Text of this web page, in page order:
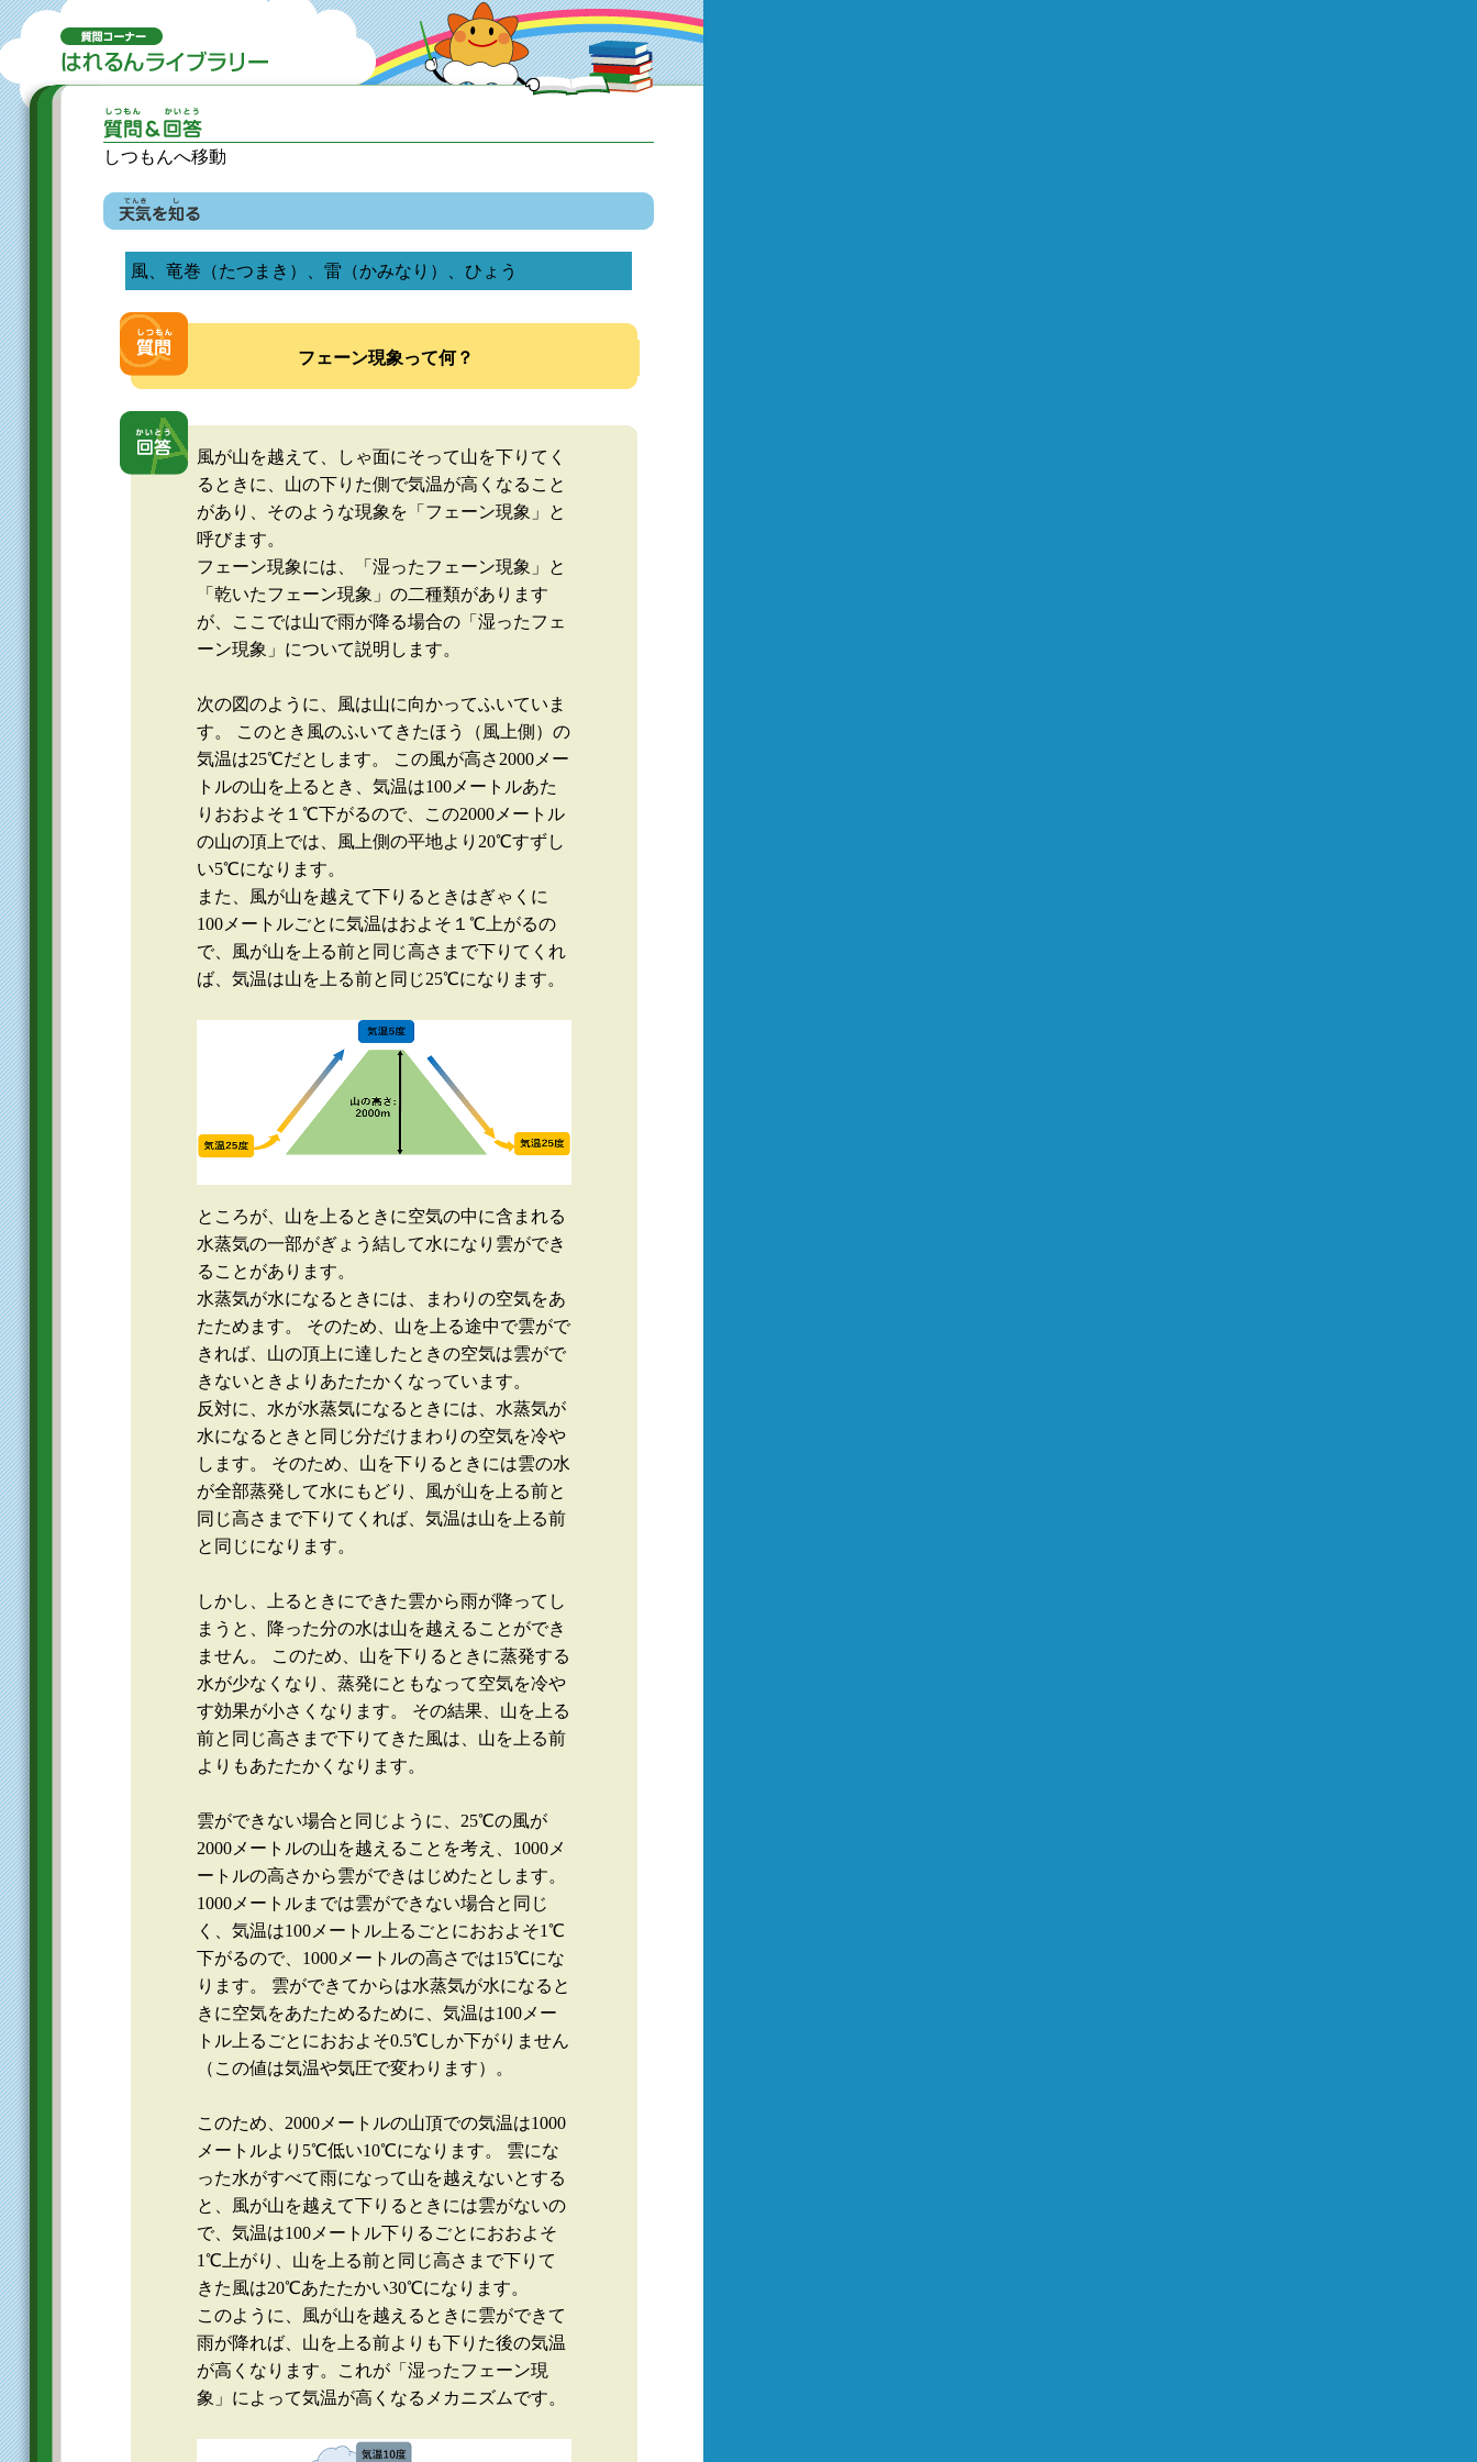
しつもんへ移動
風、竜巻（たつまき）、雷（かみなり）、ひょう
フェーン現象って何？
風が山を越えて、しゃ面にそって山を下りてく
るときに、山の下りた側で気温が高くなること
があり、そのような現象を「フェーン現象」と
呼びます。
フェーン現象には、「湿ったフェーン現象」と
「乾いたフェーン現象」の二種類があります
が、ここでは山で雨が降る場合の「湿ったフェ
ーン現象」について説明します。
次の図のように、風は山に向かってふいていま
す。 このとき風のふいてきたほう（風上側）の
気温は25℃だとします。 この風が高さ2000メー
トルの山を上るとき、気温は100メートルあた
りおおよそ１℃下がるので、この2000メートル
の山の頂上では、風上側の平地より20℃すずし
い5℃になります。
また、風が山を越えて下りるときはぎゃくに
100メートルごとに気温はおよそ１℃上がるの
で、風が山を上る前と同じ高さまで下りてくれ
ば、気温は山を上る前と同じ25℃になります。
ところが、山を上るときに空気の中に含まれる
水蒸気の一部がぎょう結して水になり雲ができ
ることがあります。
水蒸気が水になるときには、まわりの空気をあ
たためます。 そのため、山を上る途中で雲がで
きれば、山の頂上に達したときの空気は雲がで
きないときよりあたたかくなっています。
反対に、水が水蒸気になるときには、水蒸気が
水になるときと同じ分だけまわりの空気を冷や
します。 そのため、山を下りるときには雲の水
が全部蒸発して水にもどり、風が山を上る前と
同じ高さまで下りてくれば、気温は山を上る前
と同じになります。
しかし、上るときにできた雲から雨が降ってし
まうと、降った分の水は山を越えることができ
ません。 このため、山を下りるときに蒸発する
水が少なくなり、蒸発にともなって空気を冷や
す効果が小さくなります。 その結果、山を上る
前と同じ高さまで下りてきた風は、山を上る前
よりもあたたかくなります。
雲ができない場合と同じように、25℃の風が
2000メートルの山を越えることを考え、1000メ
ートルの高さから雲ができはじめたとします。
1000メートルまでは雲ができない場合と同じ
く、気温は100メートル上るごとにおおよそ1℃
下がるので、1000メートルの高さでは15℃にな
ります。 雲ができてからは水蒸気が水になると
きに空気をあたためるために、気温は100メー
トル上るごとにおおよそ0.5℃しか下がりません
（この値は気温や気圧で変わります）。
このため、2000メートルの山頂での気温は1000
メートルより5℃低い10℃になります。 雲にな
った水がすべて雨になって山を越えないとする
と、風が山を越えて下りるときには雲がないの
で、気温は100メートル下りるごとにおおよそ
1℃上がり、山を上る前と同じ高さまで下りて
きた風は20℃あたたかい30℃になります。
このように、風が山を越えるときに雲ができて
雨が降れば、山を上る前よりも下りた後の気温
が高くなります。これが「湿ったフェーン現
象」によって気温が高くなるメカニズムです。